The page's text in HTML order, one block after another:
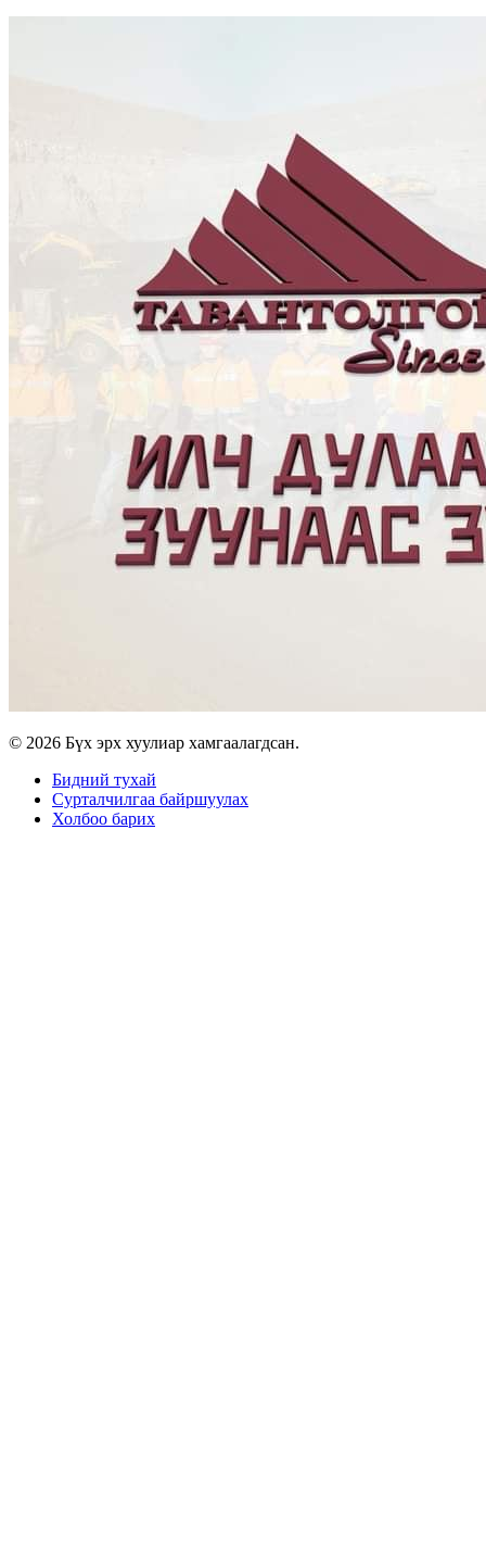
© 2026 Бүх эрх хуулиар хамгаалагдсан.
Бидний тухай
Сурталчилгаа байршуулах
Холбоо барих